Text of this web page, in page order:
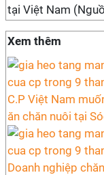
tại Việt Nam
Xem thêm
C.P Việt Nam
ăn chăn nuôi tại
Doanh nghiệp